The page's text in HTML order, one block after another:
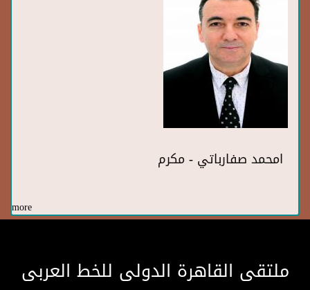
امحمد صفارباتي - مكرم
more
ملتقى القاهرة الدولى للخط العربى